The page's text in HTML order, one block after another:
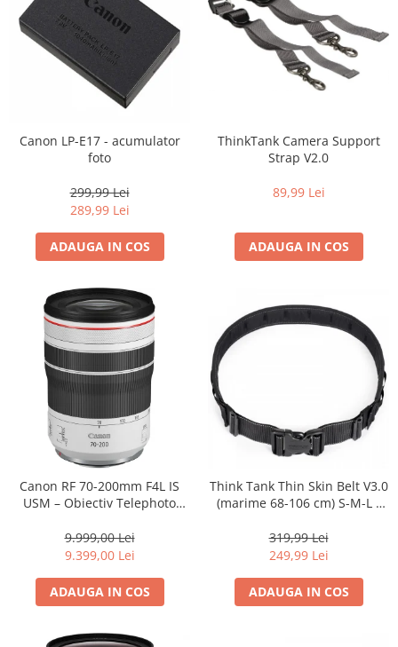
Canon LP-E17 - acumulator
foto
299,99 Lei
289,99 Lei
ADAUGA IN COS
ThinkTank Camera Support
Strap V2.0
89,99 Lei
ADAUGA IN COS
Canon RF 70-200mm F4L IS
USM – Obiectiv Telephoto
9.999,00 Lei
9.399,00 Lei
ADAUGA IN COS
Think Tank Thin Skin Belt V3.0
(marime 68-106 cm) S-M-L -
319,99 Lei
249,99 Lei
ADAUGA IN COS